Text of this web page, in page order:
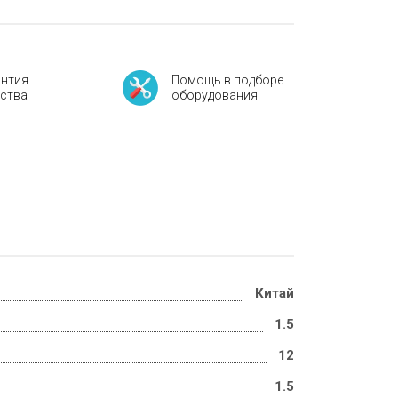
Помощь в подборе
оборудования
Китай
1.5
12
1.5